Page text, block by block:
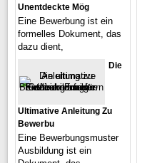
Unentdeckte Mög
Eine Bewerbung ist ein
formelles Dokument, das
dazu dient,
Die
Ultimative Anleitung Zu
Bewerbu
Eine Bewerbungsmuster
Ausbildung ist ein